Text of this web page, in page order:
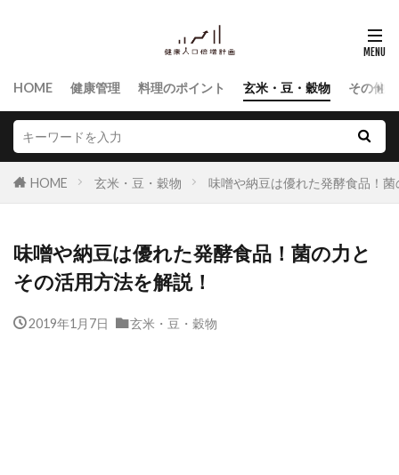
HOME 健康管理 料理のポイント 玄米・豆・穀物 その他
HOME 玄米・豆・穀物 味噌や納豆は優れた発酵食品！
味噌や納豆は優れた発酵食品！菌の力と
その活用方法を解説！
2019年1月7日 玄米・豆・穀物